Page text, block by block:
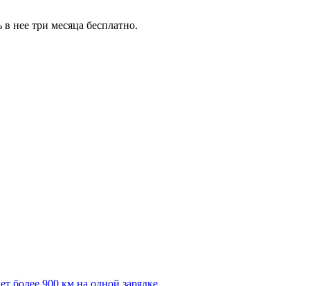
нее три месяца бесплатно.
более 900 км на одной зарядке